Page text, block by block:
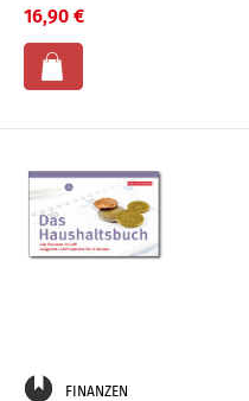
16,90 €
FINANZEN